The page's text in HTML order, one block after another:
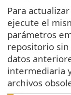
Para
ejecute el
parámetros
repositorio
datos
intermediaria
archivos